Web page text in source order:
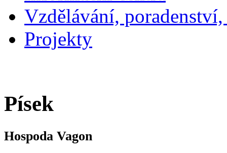
Vzdělávání,
Projekty
Písek
Hospoda Vagon